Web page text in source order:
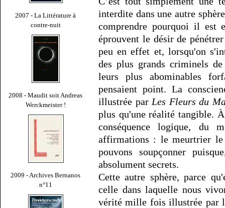
2007 - La Littérature à
contre-nuit
2008 - Maudit soit Andreas
Werckmeister !
2009 - Archives Bernanos
n°11
interdite dans une autre
comprendre pourquoi il est
éprouvent le désir de
peu en effet et, lorsqu'on
des plus grands criminels
leurs plus abominables
pensaient point. La
illustrée par Les Fleurs du
plus qu'une réalité tangible.
conséquence logique, du
affirmations : le meurtrier
pouvons soupçonner
absolument secrets.
Cette autre sphère, parce
celle dans laquelle nous
vérité mille fois illustrée par